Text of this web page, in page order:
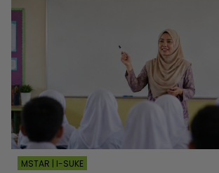
MSTAR | I-SUKE